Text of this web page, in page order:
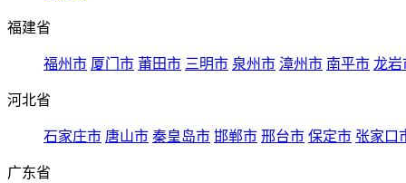
福建省
福州市 厦门市 莆田市 三明市 泉州市 漳州市 南平市 龙岩
河北省
石家庄市 唐山市 秦皇岛市 邯郸市 邢台市 保定市 张家口
广东省